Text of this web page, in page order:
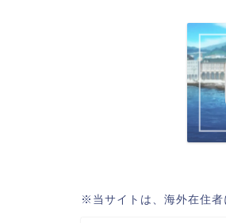
※当サイトは、海外在住者